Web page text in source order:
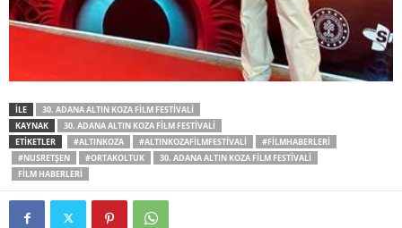
İLE
30. ADANA ALTIN KOZA FILM FESTIVALI
KAYNAK
30. ADANA ALTIN KOZA FILM FESTIVALI
ETİKETLER
#ALTINKOZA #ALTINKOZAFILMFESTIVALI
#FILMHABERLERI
#NUSRETŞEN
#ORTAKOLTUK
30. ADANA ALTIN KOZA FILM FESTIVALI
FILM HABERLERI